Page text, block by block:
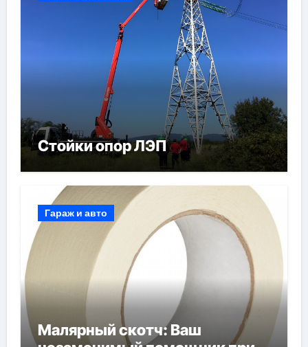
Стойки опор ЛЭП
Гараж и авто
Малярный скотч: Ваш